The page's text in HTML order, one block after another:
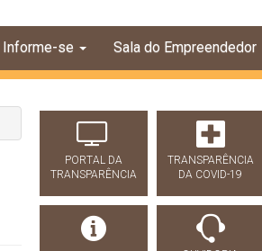
Informe-se Sala do Empreendedor
PORTAL DA
TRANSPARÊNCIA
TRANSPARÊNCIA
DA COVID-19